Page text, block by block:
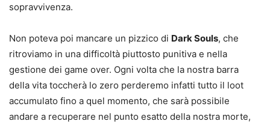
sopravvivenza.
Non poteva poi mancare un pizzico di Dark Souls, che
ritroviamo in una difficoltà piuttosto punitiva e nella
gestione dei game over. Ogni volta che la nostra barra
della vita toccherà lo zero perderemo infatti tutto il loot
accumulato fino a quel momento, che sarà possibile
andare a recuperare nel punto esatto della nostra morte,